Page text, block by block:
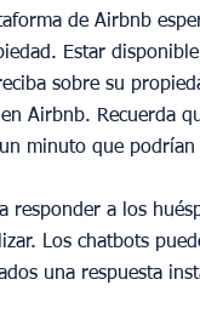
de Airbnb
Estar
sobre su
Airbnb. Recuerda
minuto que
responder a los
Los chatbots
una respuesta